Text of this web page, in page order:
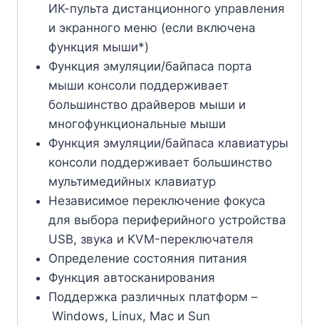
ИК-пульта дистанционного управления
и экранного меню (если включена
функция мыши*)
Функция эмуляции/байпаса порта
мыши консоли поддерживает
большинство драйверов мыши и
многофункциональные мыши
Функция эмуляции/байпаса клавиатуры
консоли поддерживает большинство
мультимедийных клавиатур
Независимое переключение фокуса
для выбора периферийного устройства
USB, звука и KVM-переключателя
Определение состояния питания
Функция автосканирования
Поддержка различных платформ –
Windows, Linux, Mac и Sun